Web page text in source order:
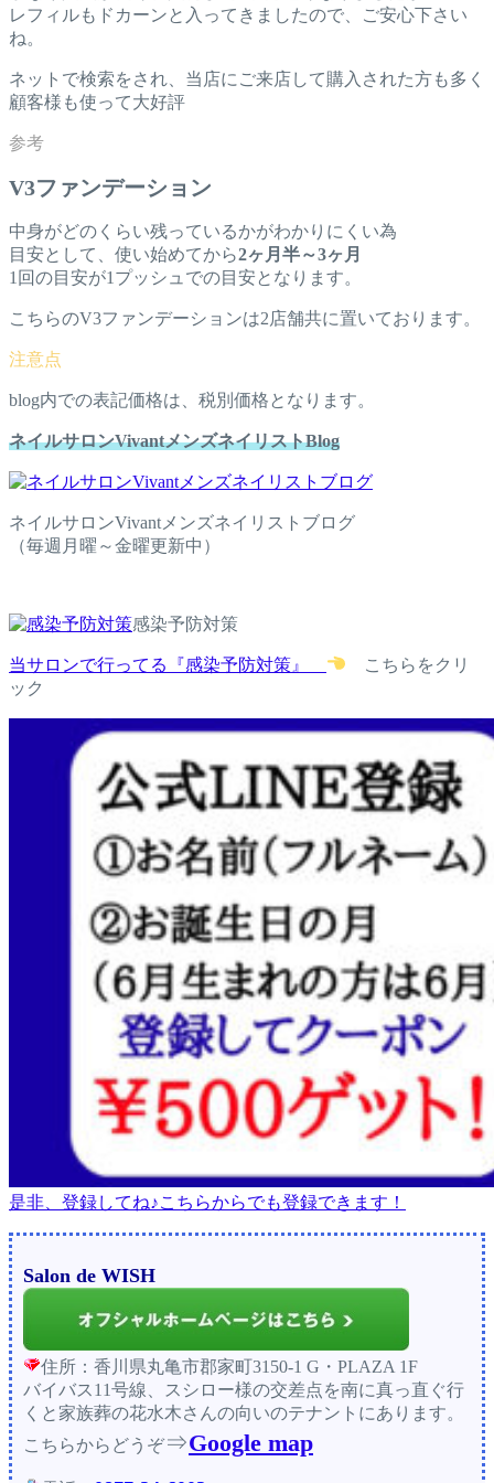
レフィルもドカーンと入ってきましたので、ご安心下さい
ね。
ネットで検索をされ、当店にご来店して購入された方も多く
顧客様も使って大好評
V3ファンデーション
中身がどのくらい残っているかがわかりにくい為
目安として、使い始めてから2ヶ月半～3ヶ月
1回の目安が1プッシュでの目安となります。
こちらのV3ファンデーションは2店舗共に置いております。
blog内での表記価格は、税別価格となります。
ネイルサロンVivantメンズネイリストBlog
ネイルサロンVivantメンズネイリストブログ
（毎週月曜～金曜更新中）
感染予防対策
当サロンで行ってる『感染予防対策』
こちらをクリ
ック
是非、登録してね♪こちらからでも登録できます！
Salon de WISH
住所：香川県丸亀市郡家町3150-1 G・PLAZA 1F
バイバス11号線、スシロー様の交差点を南に真っ直ぐ行
くと家族葬の花水木さんの向いのテナントにあります。
こちらからどうぞ⇒Google map